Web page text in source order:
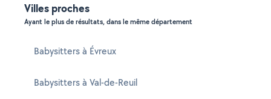
Villes proches
Ayant le plus de résultats, dans le même département
Babysitters à Évreux
Babysitters à Val-de-Reuil